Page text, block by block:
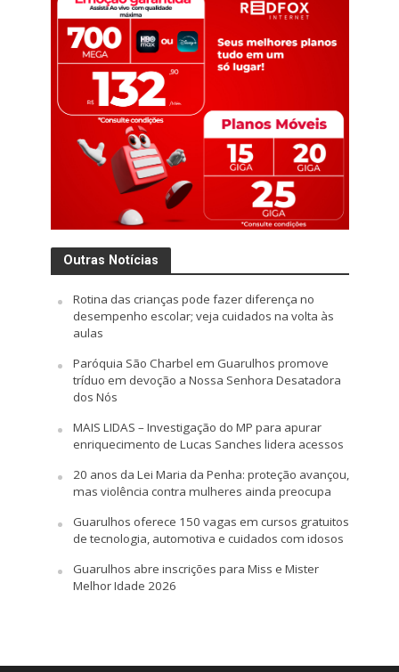
Outras Notícias
Rotina das crianças pode fazer diferença no
desempenho escolar; veja cuidados na volta às
aulas
Paróquia São Charbel em Guarulhos promove
tríduo em devoção a Nossa Senhora Desatadora
dos Nós
MAIS LIDAS – Investigação do MP para apurar
enriquecimento de Lucas Sanches lidera acessos
20 anos da Lei Maria da Penha: proteção avançou,
mas violência contra mulheres ainda preocupa
Guarulhos oferece 150 vagas em cursos gratuitos
de tecnologia, automotiva e cuidados com idosos
Guarulhos abre inscrições para Miss e Mister
Melhor Idade 2026